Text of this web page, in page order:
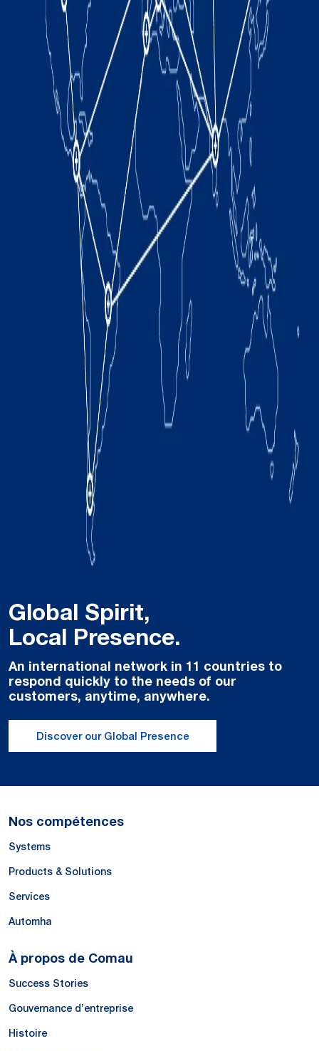
Global Spirit,
Local Presence.
An international network in 11 countries to
respond quickly to the needs of our
customers, anytime, anywhere.
Discover our Global Presence
Nos compétences
Systems
Products & Solutions
Services
Automha
À propos de Comau
Success Stories
Gouvernance d’entreprise
Histoire